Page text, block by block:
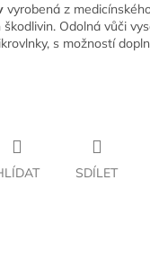
vyrobená z
Odolná vůči
s možností
SDÍLET